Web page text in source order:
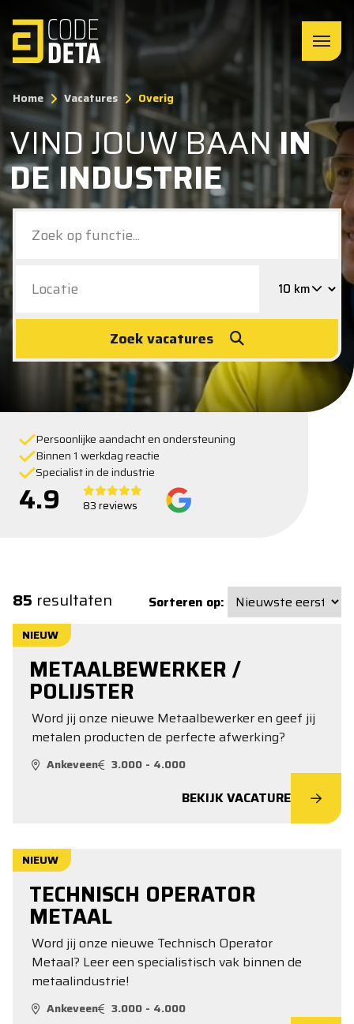
Home Vacatures Overig
VIND JOUW BAANIN
DE INDUSTRIE
Zoek vacatures
Persoonlijke aandacht en ondersteuning
Binnen 1 werkdag reactie
Specialist in de industrie
4.9 83 reviews
85 resultaten Sorteren op:
NIEUW
METAALBEWERKER /
POLIJSTER
Word jij onze nieuwe Metaalbewerker en geef jij
metalen producten de perfecte afwerking?
Ankeveen 3.000 - 4.000
BEKIJK VACATURE
NIEUW
TECHNISCH OPERATOR
METAAL
Word jij onze nieuwe Technisch Operator
Metaal? Leer een specialistisch vak binnen de
metaalindustrie!
Ankeveen 3.000 - 4.000